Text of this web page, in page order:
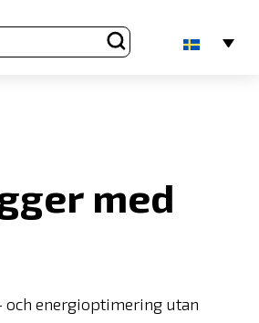
med
och energioptimering utan